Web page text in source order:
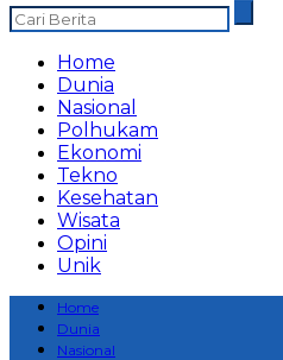
Home
Dunia
Nasional
Polhukam
Ekonomi
Tekno
Kesehatan
Wisata
Opini
Unik
Home
Dunia
Nasional